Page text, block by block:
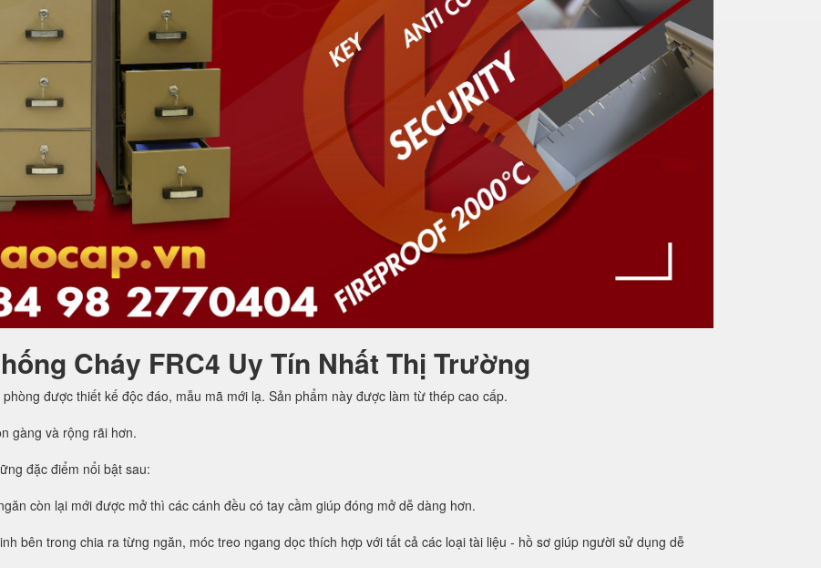
Cháy FRC4 Uy Tín Nhất Thị Trường
được thiết kế độc đáo, mẫu mã mới lạ. Sản phẩm này được làm từ thép cao cấp.
gàng và rộng rãi hơn.
đặc điểm nổi bật sau:
còn lại mới được mở thì các cánh đều có tay cầm giúp đóng mở dễ dàng hơn.
bên trong chia ra từng ngăn, móc treo ngang dọc thích hợp với tất cả các loại tài liệu - hồ sơ giúp người sử dụng dễ